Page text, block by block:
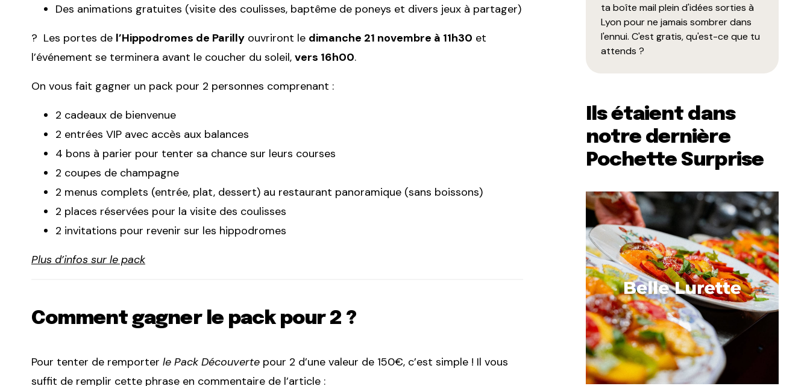
Des animations gratuites (visite des coulisses, baptême de poneys et divers jeux à partager)
? Les portes de l’Hippodromes de Parilly ouvriront le dimanche 21 novembre à 11h30 et
l’événement se terminera avant le coucher du soleil, vers 16h00.
On vous fait gagner un pack pour 2 personnes comprenant :
2 cadeaux de bienvenue
2 entrées VIP avec accès aux balances
4 bons à parier pour tenter sa chance sur leurs courses
2 coupes de champagne
2 menus complets (entrée, plat, dessert) au restaurant panoramique (sans boissons)
2 places réservées pour la visite des coulisses
2 invitations pour revenir sur les hippodromes
Plus d’infos sur le pack
Comment gagner le pack pour 2 ?
Pour tenter de remporter le Pack Découverte pour 2 d’une valeur de 150€, c’est simple ! Il vous
suffit de remplir cette phrase en commentaire de l’article :
ta boîte mail plein d'idées sorties à
Lyon pour ne jamais sombrer dans
l'ennui. C'est gratis, qu'est-ce que tu
attends ?
Ils étaient dans
notre dernière
Pochette Surprise